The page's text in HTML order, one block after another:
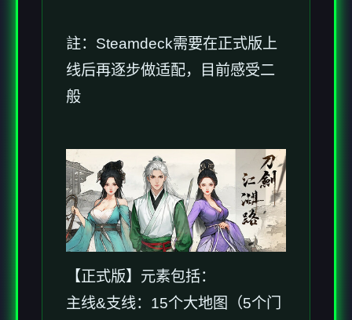
註：Steamdeck需要在正式版上
线后再逐步做适配，目前感受二
般
【正式版】元素包括：
主线&支线：15个大地图（5个门